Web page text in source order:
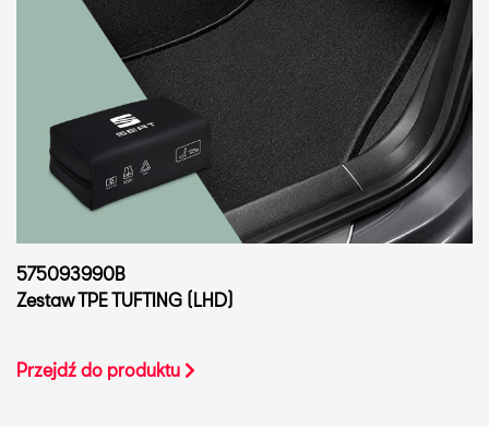
575093990B
Zestaw TPE TUFTING (LHD)
Przejdź do produktu